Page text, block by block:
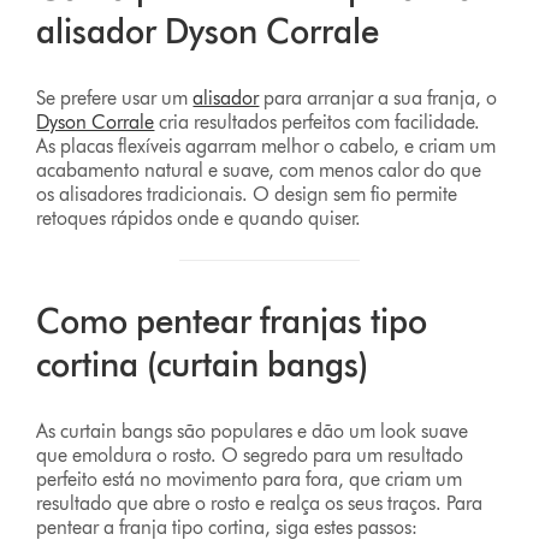
alisador Dyson Corrale
Se prefere usar umalisadorpara arranjar a sua franja, o
Dyson Corrale cria resultados perfeitos com facilidade.
As placas flexíveis agarram melhor o cabelo, e criam um
acabamento natural e suave, com menos calor do que
os alisadores tradicionais. O design sem fio permite
retoques rápidos onde e quando quiser.
Como pentear franjas tipo
cortina (curtain bangs)
As curtain bangs são populares e dão um look suave
que emoldura o rosto. O segredo para um resultado
perfeito está no movimento para fora, que criam um
resultado que abre o rosto e realça os seus traços. Para
pentear a franja tipo cortina, siga estes passos: